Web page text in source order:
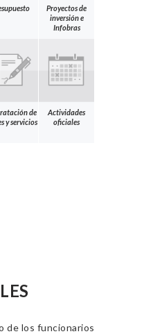
Proyectos de
inversión e
Infobras
de
y servicios
Actividades
oficiales
de los funcionarios